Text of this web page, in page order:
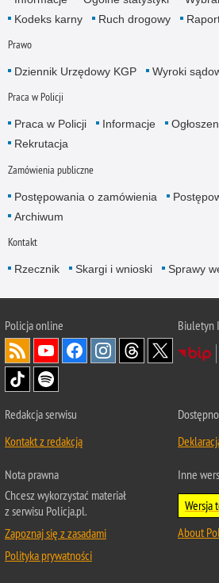
Kodeks karny
Ruch drogowy
Prawo
Dziennik Urzędowy KGP Wyroki
Praca w Policji
Praca w Policji Informacje
Rekrutacja
Zamówienia publiczne
Postępowania o zamówienia
Archiwum
Kontakt
Rzecznik Skargi i wnioski Sprawy
Policjaonline
Biuletyn
Redakcja serwisu
Kontakt z redakcją
Nota prawna
Chcesz wykorzystać materiał
z serwisu Policja.pl.
Zapoznaj się z zasadami
Polityka prywatności
Inne
Wersja
About